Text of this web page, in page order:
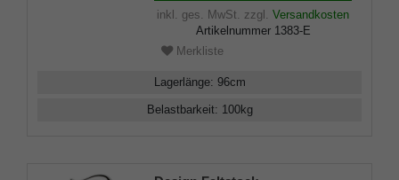
inkl. ges. MwSt. zzgl. Versandkosten
Artikelnummer 1383-E
Merkliste
Lagerlänge: 96cm
Belastbarkeit: 100kg